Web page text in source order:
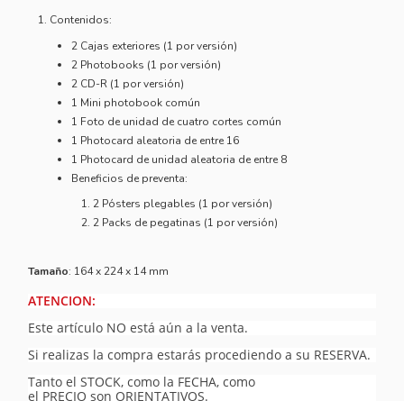
Contenidos:
2 Cajas exteriores (1 por versión)
2 Photobooks (1 por versión)
2 CD-R (1 por versión)
1 Mini photobook común
1 Foto de unidad de cuatro cortes común
1 Photocard aleatoria de entre 16
1 Photocard de unidad aleatoria de entre 8
Beneficios de preventa:
2 Pósters plegables (1 por versión)
2 Packs de pegatinas (1 por versión)
Tamaño: 164 x 224 x 14 mm
ATENCION:
Este artículo NO está aún a la venta.
Si realizas la compra estarás procediendo a su RESERVA.
Tanto el STOCK, como la FECHA, como
el PRECIO son ORIENTATIVOS.